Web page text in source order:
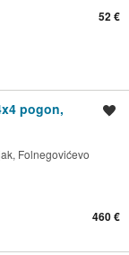
52 €
pogon,
Folnegovićevo
460 €